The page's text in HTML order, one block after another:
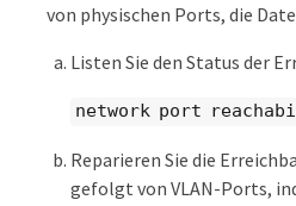
von physischen Ports, die
Listen Sie den Status der
network port
Reparieren Sie die
gefolgt von VLAN-Ports,